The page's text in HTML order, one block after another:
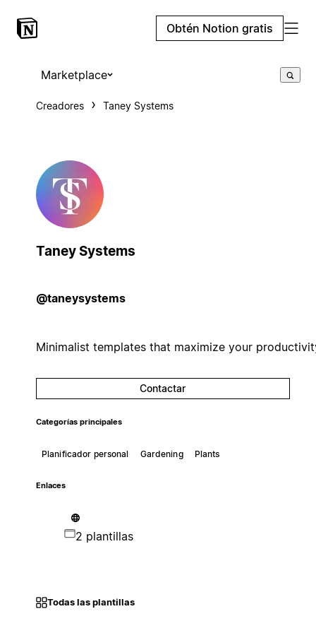
Obtén Notion gratis
Marketplace
Creadores Taney Systems
Taney Systems
@taneysystems
Minimalist templates that maximize your
Contactar
Categorías principales
Planificador personal Gardening Plants
Enlaces
2 plantillas
Todas las plantillas